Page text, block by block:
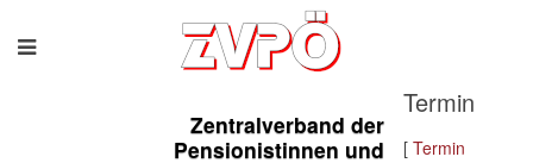
Zentralverband der
Pensionistinnen und
Termin
[ Termin